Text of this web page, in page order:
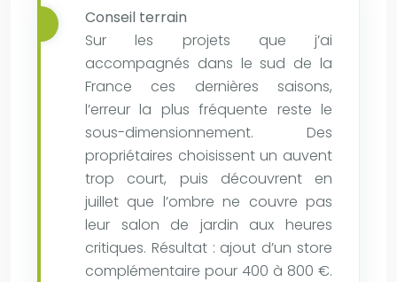
Conseil terrain
Sur les projets que j’ai
accompagnés dans le sud de la
France ces dernières saisons,
l’erreur la plus fréquente reste le
sous-dimensionnement. Des
propriétaires choisissent un auvent
trop court, puis découvrent en
juillet que l’ombre ne couvre pas
leur salon de jardin aux heures
critiques. Résultat : ajout d’un store
complémentaire pour 400 à 800 €.